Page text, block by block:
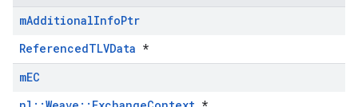
mAdditionalInfoPtr
ReferencedTLVData *
mEC